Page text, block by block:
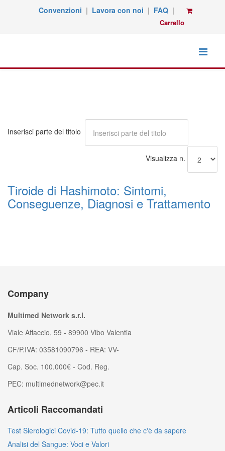
Convenzioni | Lavora con noi | FAQ |
Carrello
Inserisci parte del titolo
Visualizza n.
Tiroide di Hashimoto: Sintomi,
Conseguenze, Diagnosi e Trattamento
Company
Multimed Network s.r.l.
Viale Affaccio, 59 - 89900 Vibo Valentia
CF/P.IVA: 03581090796 - REA: VV-
Cap. Soc. 100.000€ - Cod. Reg.
PEC: multimednetwork@pec.it
Articoli Raccomandati
Test Sierologici Covid-19: Tutto quello che c'è da sapere
Analisi del Sangue: Voci e Valori